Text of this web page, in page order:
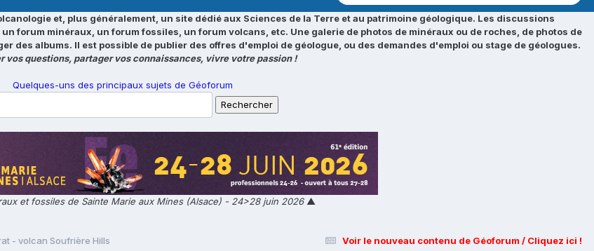
et, plus généralement, un site dédié aux Sciences de la Terre et au patrimoine géologique. Les discussions
forum minéraux, un forum fossiles, un forum volcans, etc. Une galerie de photos de minéraux ou de roches, de photos de
des albums. Il est possible de publier des offres d'emploi de géologue, ou des demandes d'emploi ou stage de géologues.
vos questions, partager vos connaissances, vivre votre passion !
Quelques-uns des principaux sujets de Géoforum
et fossiles de Sainte Marie aux Mines (Alsace) - 24>28 juin 2026▲
Voir le nouveau contenu de Géoforum / Cliquez ici !
- volcan Soufrière Hills